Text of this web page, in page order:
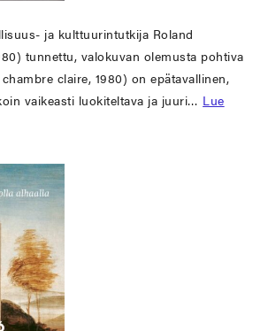
ja kulttuurintutkija Roland
tunnettu, valokuvan olemusta pohtiva
claire, 1980) on epätavallinen,
vaikeasti luokiteltava ja juuri… Lue